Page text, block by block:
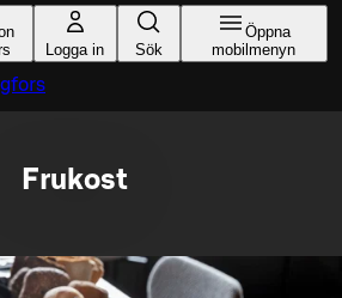
Logga in Sök
Öppna
mobilmenyn
Frukost